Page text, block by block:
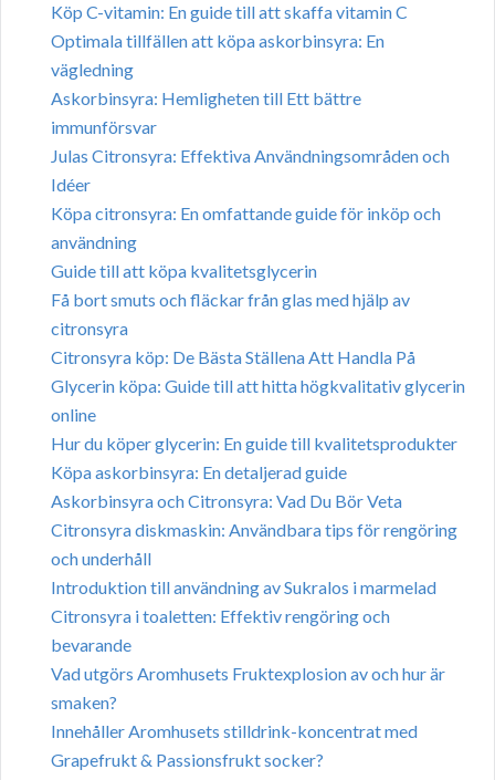
Köp C-vitamin: En guide till att skaffa vitamin C
Optimala tillfällen att köpa askorbinsyra: En
vägledning
Askorbinsyra: Hemligheten till Ett bättre
immunförsvar
Julas Citronsyra: Effektiva Användningsområden och
Idéer
Köpa citronsyra: En omfattande guide för inköp och
användning
Guide till att köpa kvalitetsglycerin
Få bort smuts och fläckar från glas med hjälp av
citronsyra
Citronsyra köp: De Bästa Ställena Att Handla På
Glycerin köpa: Guide till att hitta högkvalitativ glycerin
online
Hur du köper glycerin: En guide till kvalitetsprodukter
Köpa askorbinsyra: En detaljerad guide
Askorbinsyra och Citronsyra: Vad Du Bör Veta
Citronsyra diskmaskin: Användbara tips för rengöring
och underhåll
Introduktion till användning av Sukralos i marmelad
Citronsyra i toaletten: Effektiv rengöring och
bevarande
Vad utgörs Aromhusets Fruktexplosion av och hur är
smaken?
Innehåller Aromhusets stilldrink-koncentrat med
Grapefrukt & Passionsfrukt socker?